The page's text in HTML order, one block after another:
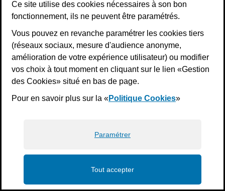
Ce site utilise des cookies nécessaires à son bon
fonctionnement, ils ne peuvent être paramétrés.
Vous pouvez en revanche paramétrer les cookies tiers
(réseaux sociaux, mesure d'audience anonyme,
amélioration de votre expérience utilisateur) ou modifier
vos choix à tout moment en cliquant sur le lien «Gestion
des Cookies» situé en bas de page.
Pour en savoir plus sur la «Politique Cookies»
Paramétrer
Tout accepter